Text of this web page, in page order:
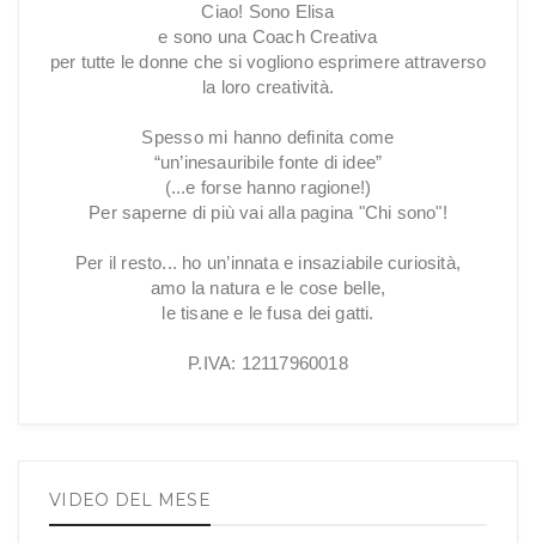
Ciao! Sono Elisa
e sono una Coach Creativa
per tutte le donne che si vogliono esprimere attraverso
la loro creatività.
Spesso mi hanno definita come
“un’inesauribile fonte di idee”
(...e forse hanno ragione!)
Per saperne di più vai alla pagina "Chi sono"!
Per il resto... ho un’innata e insaziabile curiosità,
amo la natura e le cose belle,
le tisane e le fusa dei gatti.
P.IVA: 12117960018
VIDEO DEL MESE